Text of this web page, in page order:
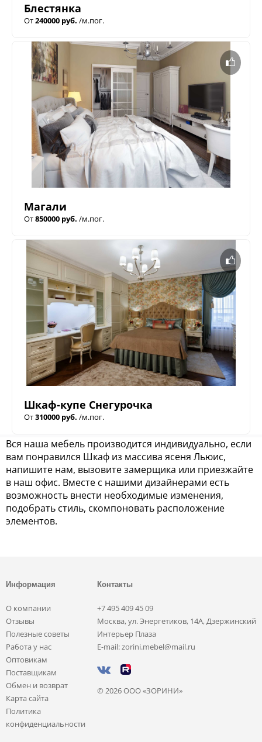
Блестянка
От240000 руб. /м.пог.
Магали
От850000 руб. /м.пог.
Шкаф-купе Снегурочка
От310000 руб. /м.пог.
Вся наша мебель производится индивидуально, если
вам понравился Шкаф из массива ясеня Льюис,
напишите нам, вызовите замерщика или приезжайте
в наш офис. Вместе с нашими дизайнерами есть
возможность внести необходимые изменения,
подобрать стиль, скомпоновать расположение
элементов.
Информация
О компании
Отзывы
Полезные советы
Работа у нас
Оптовикам
Поставщикам
Обмен и возврат
Карта сайта
Политика
конфиденциальности
Контакты
+7 495 409 45 09
Москва, ул. Энергетиков, 14А, Дзержинский
Интерьер Плаза
E-mail: zorini.mebel@mail.ru
© 2026 ООО «ЗОРИНИ»